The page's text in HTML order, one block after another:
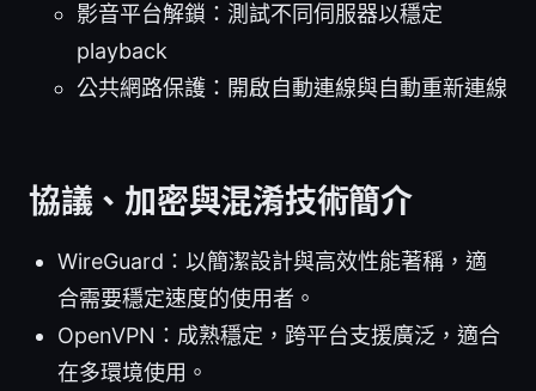
影音平台解鎖：測試不同伺服器以穩定
playback
公共網路保護：開啟自動連線與自動重新連線
協議、加密與混淆技術簡介
WireGuard：以簡潔設計與高效性能著稱，適
合需要穩定速度的使用者。
OpenVPN：成熟穩定，跨平台支援廣泛，適合
在多環境使用。